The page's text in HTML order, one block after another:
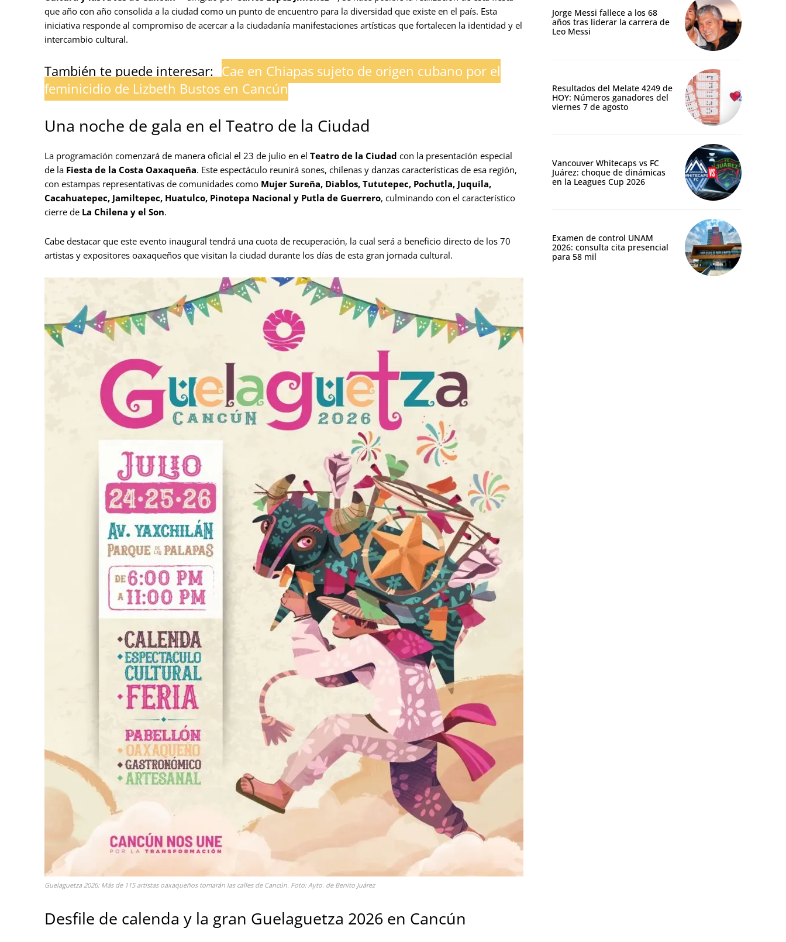
que año con año consolida a la ciudad como un punto de encuentro para la diversidad que existe en el país. Esta
iniciativa responde al compromiso de acercar a la ciudadanía manifestaciones artísticas que fortalecen la identidad y el
intercambio cultural.
También te puede interesar: Cae en Chiapas sujeto de origen cubano por el
feminicidio de Lizbeth Bustos en Cancún
Una noche de gala en el Teatro de la Ciudad
La programación comenzará de manera oficial el 23 de julio en el Teatro de la Ciudad con la presentación especial
de la Fiesta de la Costa Oaxaqueña. Este espectáculo reunirá sones, chilenas y danzas características de esa región,
con estampas representativas de comunidades como Mujer Sureña, Diablos, Tututepec, Pochutla, Juquila,
Cacahuatepec, Jamiltepec, Huatulco, Pinotepa Nacional y Putla de Guerrero, culminando con el característico
cierre de La Chilena y el Son.
Cabe destacar que este evento inaugural tendrá una cuota de recuperación, la cual será a beneficio directo de los 70
artistas y expositores oaxaqueños que visitan la ciudad durante los días de esta gran jornada cultural.
Guelaguetza 2026: Más de 115 artistas oaxaqueños tomarán las calles de Cancún. Foto: Ayto. de Benito Juárez
Desfile de calenda y la gran Guelaguetza 2026 en Cancún
Jorge Messi fallece a los 68
años tras liderar la carrera de
Leo Messi
Resultados del Melate 4249 de
HOY: Números ganadores del
viernes 7 de agosto
Vancouver Whitecaps vs FC
Juárez: choque de dinámicas
en la Leagues Cup 2026
Examen de control UNAM
2026: consulta cita presencial
para 58 mil